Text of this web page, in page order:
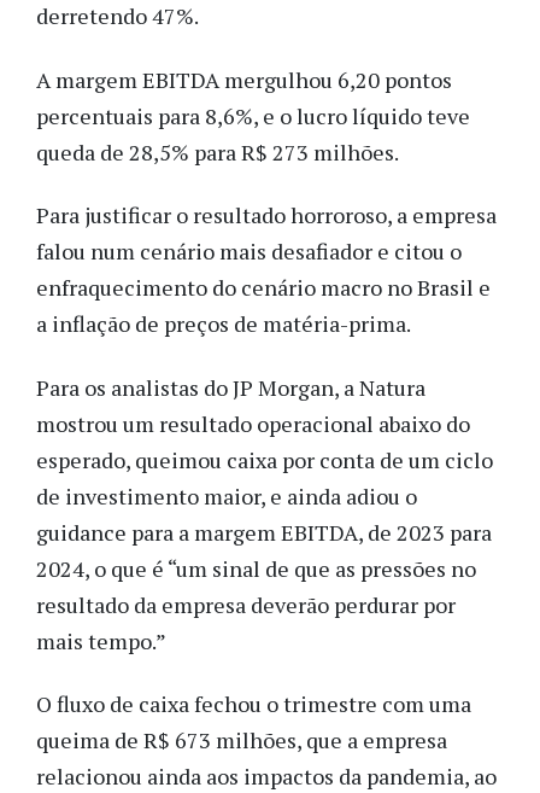
derretendo 47%.
A margem EBITDA mergulhou 6,20 pontos
percentuais para 8,6%, e o lucro líquido teve
queda de 28,5% para R$ 273 milhões.
Para justificar o resultado horroroso, a empresa
falou num cenário mais desafiador e citou o
enfraquecimento do cenário macro no Brasil e
a inflação de preços de matéria-prima.
Para os analistas do JP Morgan, a Natura
mostrou um resultado operacional abaixo do
esperado, queimou caixa por conta de um ciclo
de investimento maior, e ainda adiou o
guidance para a margem EBITDA, de 2023 para
2024, o que é “um sinal de que as pressões no
resultado da empresa deverão perdurar por
mais tempo.”
O fluxo de caixa fechou o trimestre com uma
queima de R$ 673 milhões, que a empresa
relacionou ainda aos impactos da pandemia, ao